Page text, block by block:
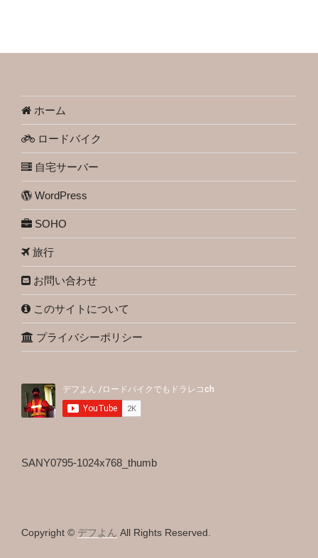
ホーム
ロードバイク
自宅サーバー
WordPress
SOHO
旅行
お問い合わせ
このサイトについて
プライバシーポリシー
SANY0795-1024x768_thumb
Copyright © デフよん All Rights Reserved.